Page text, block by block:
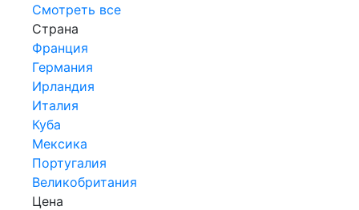
Смотреть все
Страна
Франция
Германия
Ирландия
Италия
Куба
Мексика
Португалия
Великобритания
Цена